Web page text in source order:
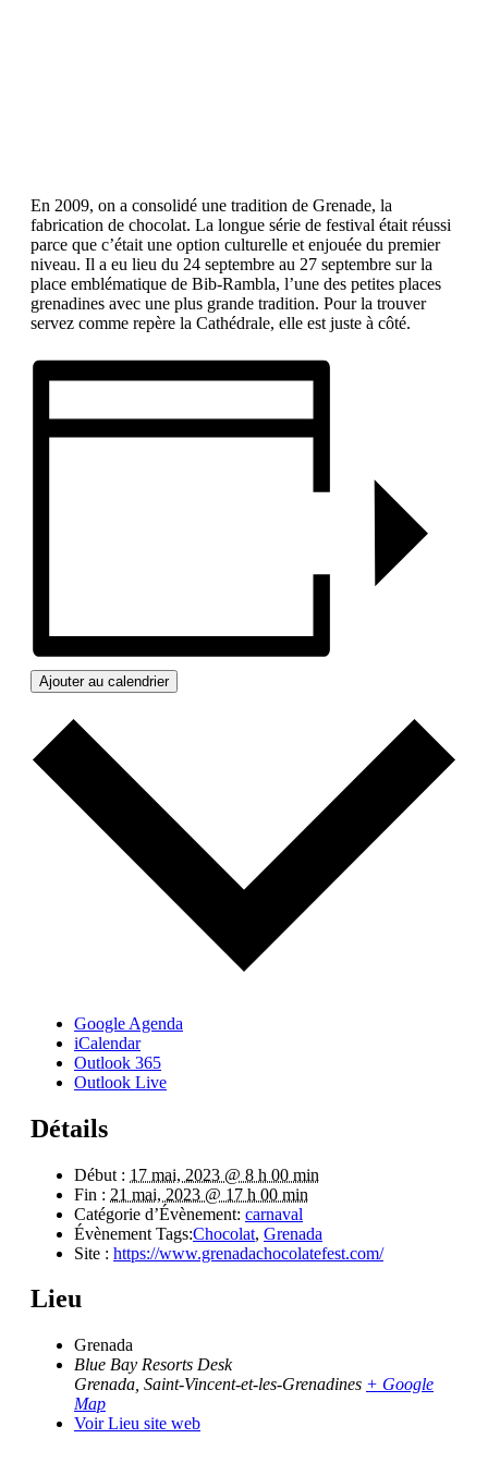
En 2009, on a consolidé une tradition de Grenade, la
fabrication de chocolat. La longue série de festival était réussi
parce que c’était une option culturelle et enjouée du premier
niveau. Il a eu lieu du 24 septembre au 27 septembre sur la
place emblématique de Bib-Rambla, l’une des petites places
grenadines avec une plus grande tradition. Pour la trouver
servez comme repère la Cathédrale, elle est juste à côté.
Ajouter au calendrier
Google Agenda
iCalendar
Outlook 365
Outlook Live
Détails
Début : 17 mai, 2023 @ 8 h 00 min
Fin : 21 mai, 2023 @ 17 h 00 min
Catégorie d’Évènement: carnaval
Évènement Tags:Chocolat, Grenada
Site : https://www.grenadachocolatefest.com/
Lieu
Grenada
Blue Bay Resorts Desk
Grenada Saint-Vincent-et-les-Grenadines + Google
Map
Voir Lieu site web